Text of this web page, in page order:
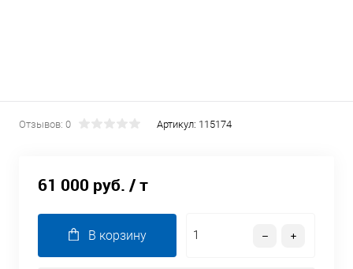
Отзывов: 0 Артикул: 115174
61 000 руб. / т
В корзину